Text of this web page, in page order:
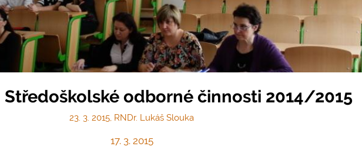
odborné činnosti 2014/2015
23. 3. 2015, RNDr. Lukáš Slouka
17. 3. 2015